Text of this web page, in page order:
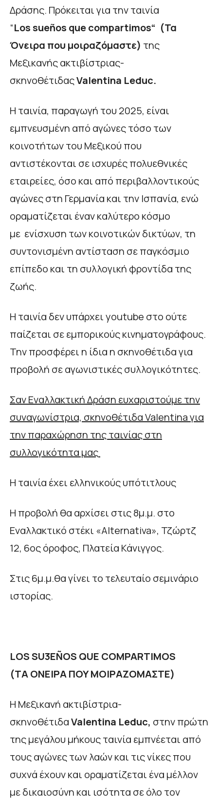
Δράσης. Πρόκειται για την ταινία
“Lossueños quecompartimos“ (Τα
Όνειρα που μοιραζόμαστε) της
Μεξικανής ακτιβίστριας-
σκηνοθέτιδαςValentina Leduc.
Η ταινία, παραγωγή του 2025, είναι
εμπνευσμένη από αγώνες τόσο των
κοινοτήτων του Μεξικού που
αντιστέκονται σε ισχυρές πολυεθνικές
εταιρείες, όσο και από περιβαλλοντικούς
αγώνες στη Γερμανία και την Ισπανία, ενώ
οραματίζεται έναν καλύτερο κόσμο
με ενίσχυση των κοινοτικών δικτύων, τη
συντονισμένη αντίσταση σε παγκόσμιο
επίπεδο και τη συλλογική φροντίδα της
ζωής.
Η ταινία δεν υπάρχει youtube στο ούτε
παίζεται σε εμπορικούς κινηματογράφους.
Την προσφέρει η ίδια η σκηνοθέτιδα για
προβολή σε αγωνιστικές συλλογικότητες.
Σαν Εναλλακτική Δράση ευχαριστούμε την
συναγωνίστρια, σκηνοθέτιδαValentinaγια
την παραχώρηση της ταινίας στη
συλλογικότητα μας
Η ταινία έχει ελληνικούς υπότιτλους
Η προβολή θα αρχίσει στις 8μ.μ. στο
Εναλλακτικό στέκι «Alternativa», Τζώρτζ
12, 6ος όροφος, Πλατεία Κάνιγγος.
Στις 6μ.μ.θα γίνει το τελευταίο σεμινάριο
ιστορίας.
LOS SU3EÑOS QUE COMPARTIMOS
(ΤΑΟΝΕΙΡΑΠΟΥΜΟΙΡΑΖΟΜΑΣΤΕ)
Η Μεξικανή ακτιβίστρια-
σκηνοθέτιδαValentina Leduc, στην πρώτη
της μεγάλου μήκους ταινία εμπνέεται από
τους αγώνες των λαών και τις νίκες που
συχνά έχουν και οραματίζεται ένα μέλλον
με δικαιοσύνη και ισότητα σε όλο τον